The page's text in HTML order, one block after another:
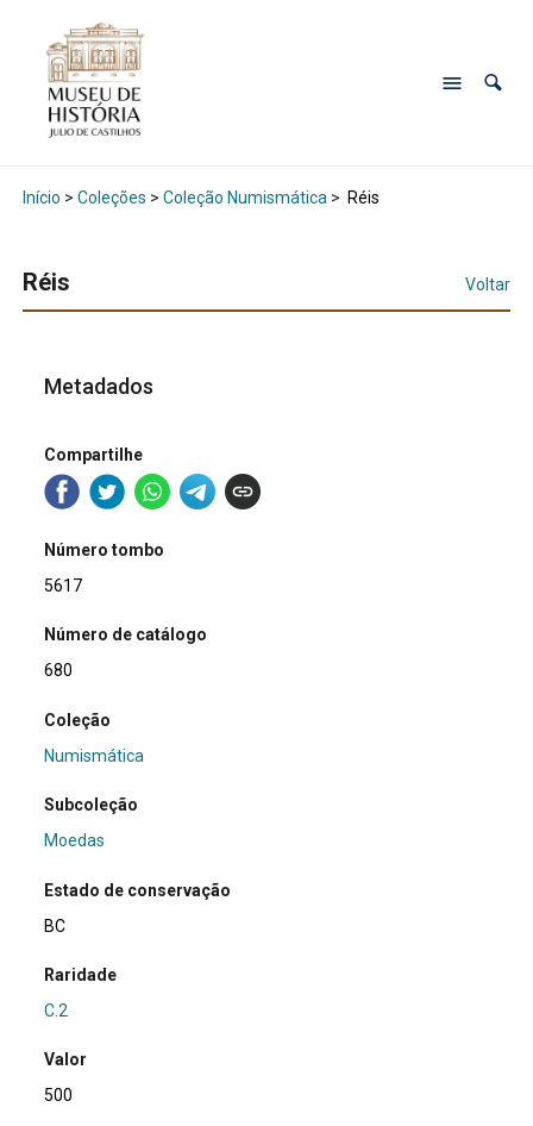
Início > Coleções > Coleção Numismática > Réis
Réis Voltar
Metadados
Compartilhe
Número tombo
5617
Número de catálogo
680
Coleção
Numismática
Subcoleção
Moedas
Estado de conservação
BC
Raridade
C.2
Valor
500